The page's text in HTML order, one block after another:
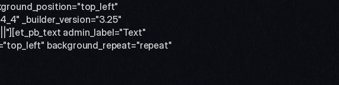
_builder_version="3.25"
admin_label="Text"
background_repeat="repeat"